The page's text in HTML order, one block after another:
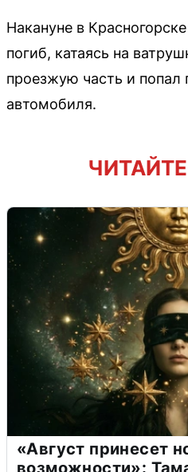
Накануне в
погиб, катаясь на
проезжую часть и попал
автомобиля.
«Август принесет